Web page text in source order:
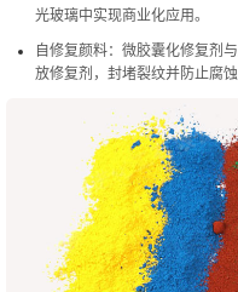
光玻璃中实现商业化应用。
自修复颜料：微胶囊化修复剂
放修复剂，封堵裂纹并防止腐